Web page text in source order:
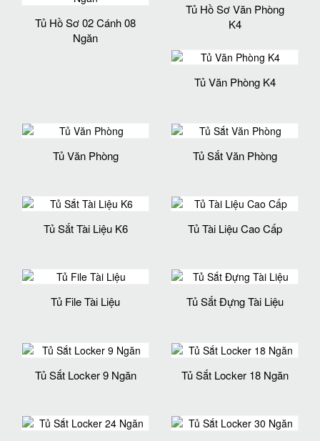
Tủ Hồ Sơ 02 Cánh 08
Ngăn
Tủ Hồ Sơ Văn Phòng
K4
Tủ Văn Phòng K4
Tủ Văn Phòng Tủ Sắt Văn Phòng
Tủ Sắt Tài Liệu K6 Tủ Tài Liệu Cao Cấp
Tủ File Tài Liệu Tủ Sắt Đựng Tài Liệu
Tủ Sắt Locker 9 Ngăn Tủ Sắt Locker 18 Ngăn